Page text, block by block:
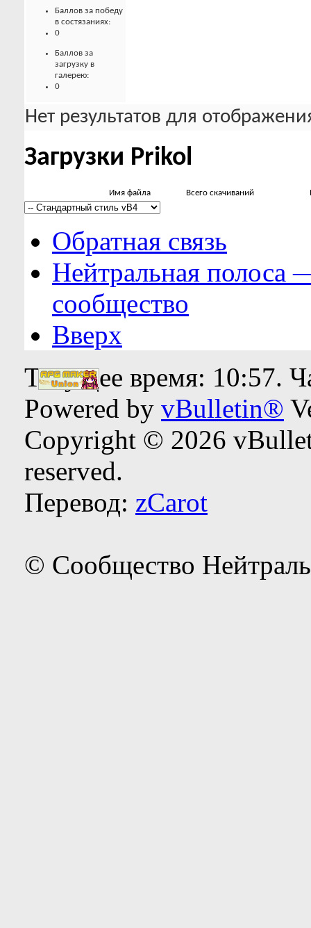
Баллов за победу
в состязаниях:
0
Баллов за
загрузку в
галерею:
0
Нет результатов для
Загрузки Prikol
Имя файла Всего скачиваний
Обратная связь
Нейтральная полоса
сообщество
Вверх
Текущее время: 10:57.
Powered by vBulletin®
Copyright © 2026
reserved.
Перевод: zCarot
© Сообщество